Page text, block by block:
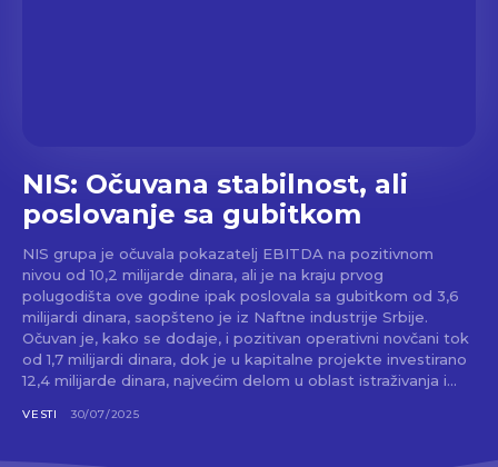
NIS: Očuvana stabilnost, ali
poslovanje sa gubitkom
NIS grupa je očuvala pokazatelj EBITDA na pozitivnom
nivou od 10,2 milijarde dinara, ali je na kraju prvog
polugodišta ove godine ipak poslovala sa gubitkom od 3,6
milijardi dinara, saopšteno je iz Naftne industrije Srbije.
Očuvan je, kako se dodaje, i pozitivan operativni novčani tok
od 1,7 milijardi dinara, dok je u kapitalne projekte investirano
12,4 milijarde dinara, najvećim delom u oblast istraživanja i...
VESTI 30/07/2025